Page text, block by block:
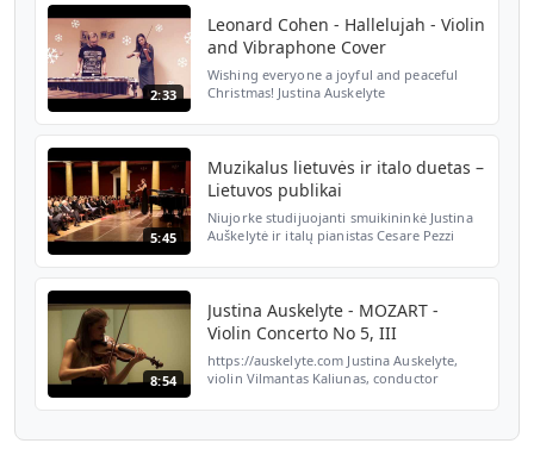
2:33
Leonard Cohen - Hallelujah - Violin
and Vibraphone Cover
Wishing everyone a joyful and peaceful
Christmas! Justina Auskelyte
5:45
Muzikalus lietuvės ir italo duetas –
Lietuvos publikai
Niujorke studijuojanti smuikininkė Justina
Auškelytė ir italų pianistas Cesare Pezzi
8:54
Justina Auskelyte - MOZART -
Violin Concerto No 5, III
https://auskelyte.com Justina Auskelyte,
violin Vilmantas Kaliunas, conductor